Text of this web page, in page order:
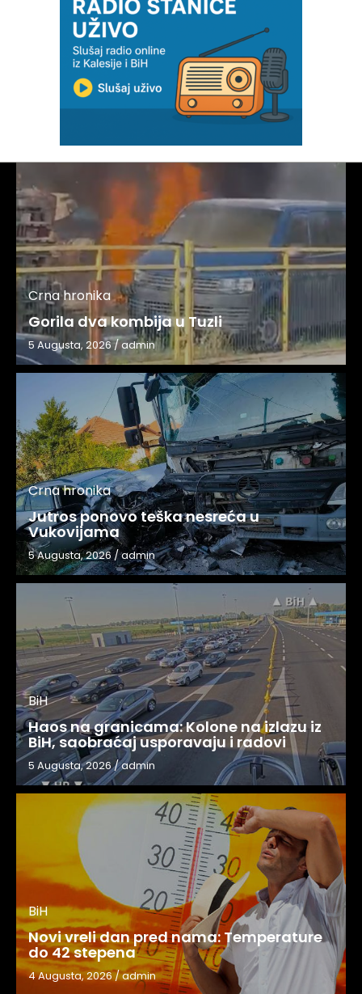
Crna hronika
Gorila dva kombija u Tuzli
5 Augusta, 2026/admin
Crna hronika
Jutros ponovo teška nesreća u
Vukovijama
5 Augusta, 2026/admin
BiH
Haos na granicama: Kolone na izlazu iz
BiH, saobraćaj usporavaju i radovi
5 Augusta, 2026/admin
BiH
Novi vreli dan pred nama: Temperature
do 42 stepena
4 Augusta, 2026/admin